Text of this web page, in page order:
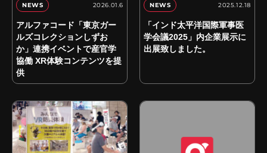
NEWS 2026.01.6
アルファコード「東京ガー
ルズコレクションしずお
か」連携イベントで産官学
協働 XR体験コンテンツを提
供
NEWS 2025.12.18
「インド太平洋国際軍事医
学会議2025」内企業展示に
出展致しました。